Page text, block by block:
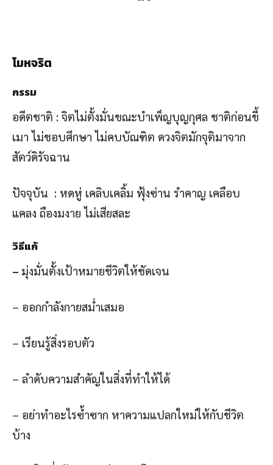
โมหจริต
กรรม
อดีตชาติ : จิตไม่ตั้งมั่นขณะบำเพ็ญบุญกุศล ชาติก่อนขี้
เมา ไม่ชอบศึกษา ไม่คบบัณฑิต ดวงจิตมักจุติมาจาก
สัตว์ดิรัจฉาน
ปัจจุบัน : หดหู่ เคลิบเคลิ้ม ฟุ้งซ่าน รำคาญ เคลือบ
แคลง ถืองมงาย ไม่เสียสละ
วิธีแก้
– มุ่งมั่นตั้งเป้าหมายชีวิตให้ชัดเจน
– ออกกำลังกายสม่ำเสมอ
– เรียนรู้สิ่งรอบตัว
– ลำดับความสำคัญในสิ่งที่ทำให้ได้
– อย่าทำอะไรซ้ำซาก หาความแปลกใหม่ให้กับชีวิต
บ้าง